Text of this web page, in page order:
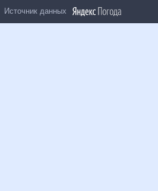
Источник данных